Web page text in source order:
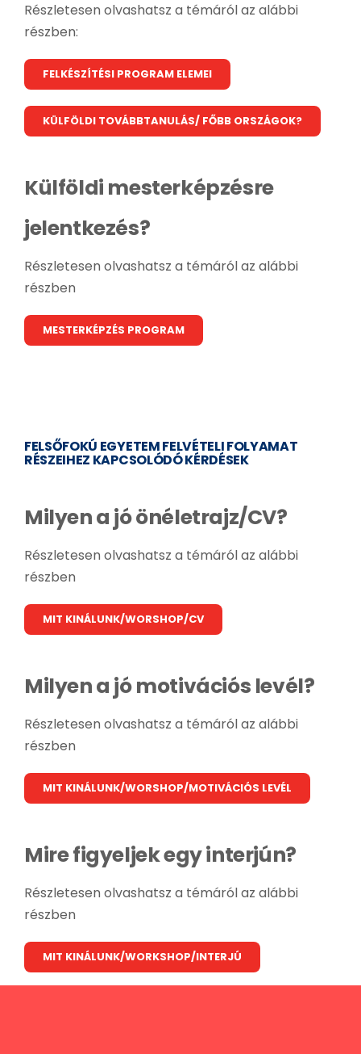
Részletesen olvashatsz a témáról az alábbi
részben:
FELKÉSZÍTÉSI PROGRAM ELEMEI
KÜLFÖLDI TOVÁBBTANULÁS/ FŐBB ORSZÁGOK?
Külföldi mesterképzésre
jelentkezés?
Részletesen olvashatsz a témáról az alábbi
részben
MESTERKÉPZÉS PROGRAM
FELSŐFOKÚ EGYETEM FELVÉTELI FOLYAMAT
RÉSZEIHEZ KAPCSOLÓDÓ KÉRDÉSEK
Milyen a jó önéletrajz/CV?
Részletesen olvashatsz a témáról az alábbi
részben
MIT KINÁLUNK/WORSHOP/CV
Milyen a jó motivációs levél?
Részletesen olvashatsz a témáról az alábbi
részben
MIT KINÁLUNK/WORSHOP/MOTIVÁCIÓS LEVÉL
Mire figyeljek egy interjún?
Részletesen olvashatsz a témáról az alábbi
részben
MIT KINÁLUNK/WORKSHOP/INTERJÚ